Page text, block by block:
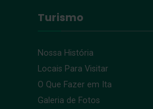
Turismo
Nossa História
Locais Para Visitar
O Que Fazer em Ita
Galeria de Fotos